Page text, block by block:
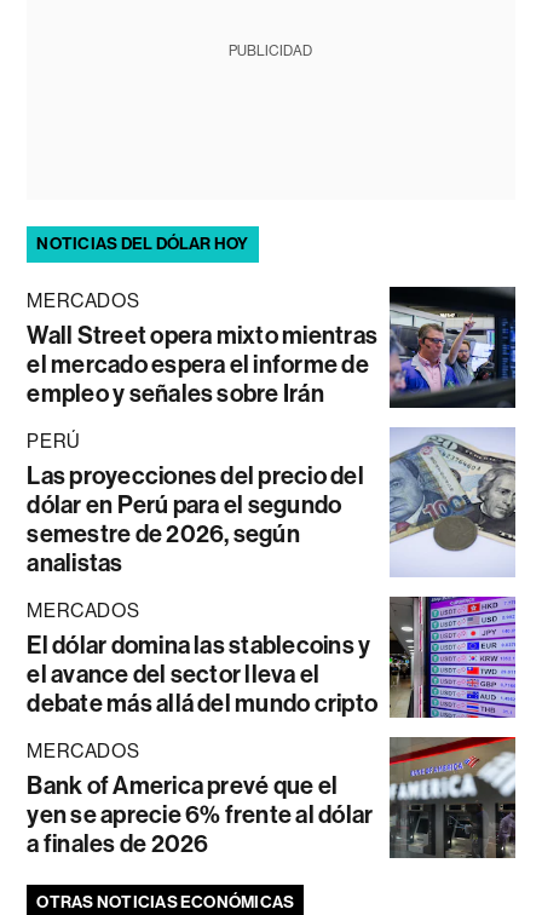
PUBLICIDAD
NOTICIAS DEL DÓLAR HOY
MERCADOS
Wall Street opera mixto mientras
el mercado espera el informe de
empleo y señales sobre Irán
PERÚ
Las proyecciones del precio del
dólar en Perú para el segundo
semestre de 2026, según
analistas
MERCADOS
El dólar domina las stablecoins y
el avance del sector lleva el
debate más allá del mundo cripto
MERCADOS
Bank of America prevé que el
yen se aprecie 6% frente al dólar
a finales de 2026
OTRAS NOTICIAS ECONÓMICAS